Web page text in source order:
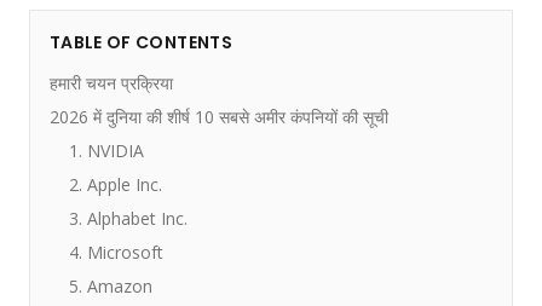
TABLE OF CONTENTS
हमारी चयन प्रक्रिया
2026 में दुनिया की शीर्ष 10 सबसे अमीर कंपनियों की सूची
1. NVIDIA
2. Apple Inc.
3. Alphabet Inc.
4. Microsoft
5. Amazon